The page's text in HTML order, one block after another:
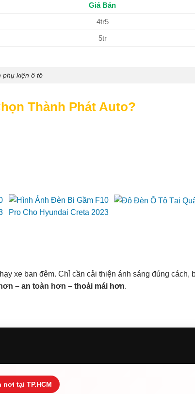
Giá Bán
4tr5
5tr
phụ kiện ô tô
Thành Phát Auto?
xe ban đêm. Chỉ cần cải thiện ánh sáng đúng cách,
– an toàn hơn – thoải mái hơn.
nơi tại TP.HCM